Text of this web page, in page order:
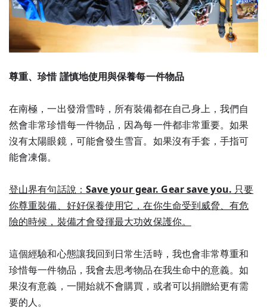
尊重、珍惜 謹慎地使用與保養每一件物品
在南極，一出發滑雪時，所有裝備都在自己身上，我們自
然會非常珍惜每一件物品，因為每一件都非常重要。如果
沒有太陽眼鏡，可能會發生雪盲。如果沒有手套，手指可
能會凍傷。
登山界有句話說： Save your gear. Gear save you. 只要
你尊重裝備、好好保養使用它，在你生命受到威脅、有危
險的時候，裝備才會發揮最大功效保護你。
這個經驗和心態讓我回到日常生活時，我也會非常尊重和
珍惜每一件物品，我會去思考物品在我生命中的意義。如
果沒有意義，一開始就不會購買，或者可以捐贈給更有需
要的人。